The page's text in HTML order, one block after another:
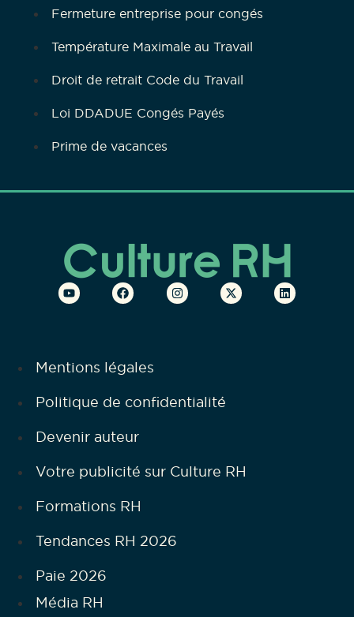
Fermeture entreprise pour congés
Température Maximale au Travail
Droit de retrait Code du Travail
Loi DDADUE Congés Payés
Prime de vacances
Mentions légales
Politique de confidentialité
Devenir auteur
Votre publicité sur Culture RH
Formations RH
Tendances RH 2026
Paie 2026
Média RH